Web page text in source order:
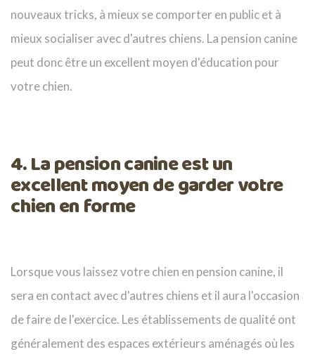
nouveaux tricks, à mieux se comporter en public et à
mieux socialiser avec d'autres chiens. La pension canine
peut donc être un excellent moyen d'éducation pour
votre chien.
4. La pension canine est un
excellent moyen de garder votre
chien en forme
Lorsque vous laissez votre chien en pension canine, il
sera en contact avec d'autres chiens et il aura l'occasion
de faire de l'exercice. Les établissements de qualité ont
généralement des espaces extérieurs aménagés où les